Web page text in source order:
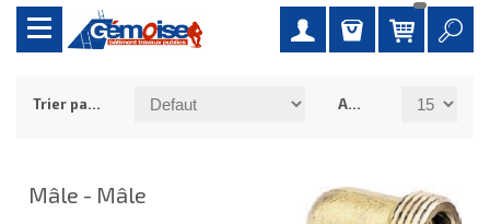
Trier par : Afficher :
Mâle - Mâle